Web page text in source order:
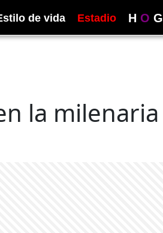
de vida Estadio H O G
la milenaria